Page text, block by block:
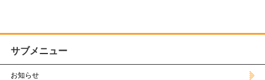
サブメニュー
お知らせ